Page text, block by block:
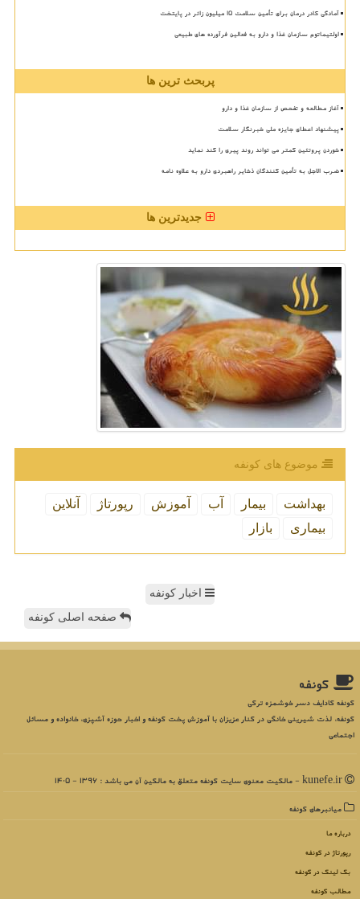
آمادگی کادر درمان برای تأمین سلامت 15 میلیون زائر در پایتخت
اولتیماتوم سازمان غذا و دارو به فعالین فرآورده های طبیعی
پربحث ترین ها
آغاز مطالعه و تفحص از سازمان غذا و دارو
پیشنهاد اعطای جایزه ملی خبرنگار سلامت
خوردن پروتئین کمتر می تواند روند پیری را کند نماید
ضرب الاجل به تأمین کنندگان ذخایر راهبردی دارو به علاوه نامه
جدیدترین ها
موضوع های كونفه
بهداشت بیمار آب آموزش رپورتاژ
آنلاین
بیماری
بازار
اخبار کونفه
صفحه اصلی کونفه
كونفه
کونفه کادایف دسر خوشمزه ترکی
کونفه، لذت شیرینی خانگی در کنار عزیزان با آموزش پخت کونفه و اخبار حوزه آشپزی، خانواده و مسائل
اجتماعی
میانبرهای كونفه
درباره ما
رپورتاژ در كونفه
بک لینک در كونفه
مطالب كونفه